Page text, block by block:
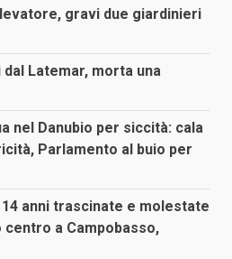
gravi due giardinieri
Latemar, morta una
nel Danubio per siccità: cala
Parlamento al buio per
anni trascinate e molestate
a Campobasso,